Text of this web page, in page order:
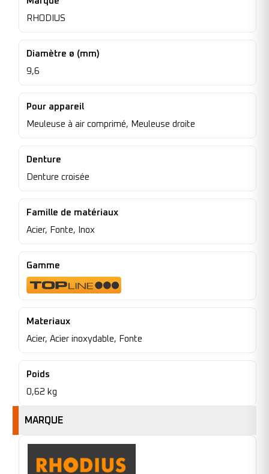
RHODIUS
Diamètre ø (mm)
9,6
Pour appareil
Meuleuse à air comprimé, Meuleuse droite
Denture
Denture croisée
Famille de matériaux
Acier, Fonte, Inox
Gamme
Materiaux
Acier, Acier inoxydable, Fonte
Poids
0,62 kg
MARQUE